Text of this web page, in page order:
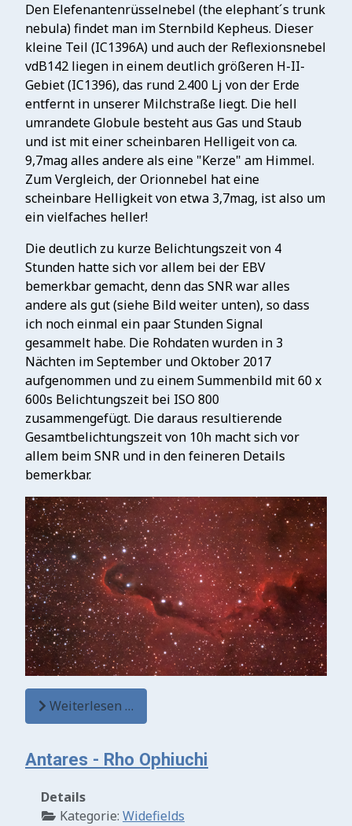
Den Elefenantenrüsselnebel (the elephant´s trunk
nebula) findet man im Sternbild Kepheus. Dieser
kleine Teil (IC1396A) und auch der Reflexionsnebel
vdB142 liegen in einem deutlich größeren H-II-
Gebiet (IC1396), das rund 2.400 Lj von der Erde
entfernt in unserer Milchstraße liegt. Die hell
umrandete Globule besteht aus Gas und Staub
und ist mit einer scheinbaren Helligeit von ca.
9,7mag alles andere als eine "Kerze" am Himmel.
Zum Vergleich, der Orionnebel hat eine
scheinbare Helligkeit von etwa 3,7mag, ist also um
ein vielfaches heller!
Die deutlich zu kurze Belichtungszeit von 4
Stunden hatte sich vor allem bei der EBV
bemerkbar gemacht, denn das SNR war alles
andere als gut (siehe Bild weiter unten), so dass
ich noch einmal ein paar Stunden Signal
gesammelt habe. Die Rohdaten wurden in 3
Nächten im September und Oktober 2017
aufgenommen und zu einem Summenbild mit 60 x
600s Belichtungszeit bei ISO 800
zusammengefügt. Die daraus resultierende
Gesamtbelichtungszeit von 10h macht sich vor
allem beim SNR und in den feineren Details
bemerkbar.
Weiterlesen …
Antares - Rho Ophiuchi
Details
Kategorie: Widefields